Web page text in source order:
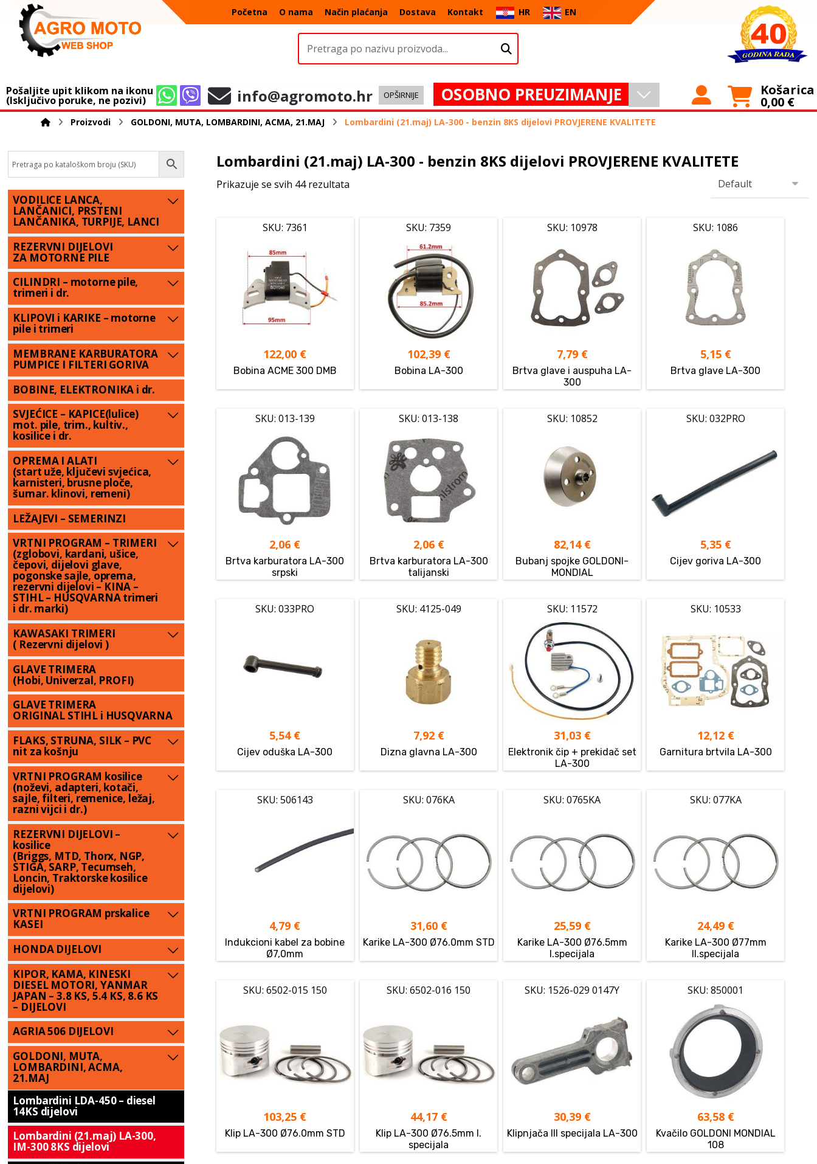
Početna O nama Način plaćanja Dostava Kontakt HR EN
Pošaljite upit klikom na ikonu
(Isključivo poruke, ne pozivi) info@agromoto.hr OPŠIRNIJE OSOBNO PREUZIMANJE Košarica
0,00 €
Proizvodi GOLDONI, MUTA, LOMBARDINI, ACMA, 21.MAJ Lombardini (21.maj) LA-300 - benzin 8KS dijelovi PROVJERENE KVALITETE
Lombardini (21.maj) LA-300 - benzin 8KS dijelovi PROVJERENE KVALITETE
Prikazuje se svih 44 rezultata
SKU: 7361
122,00 €
Bobina ACME 300 DMB
SKU: 7359
102,39 €
Bobina LA-300
SKU: 10978
7,79 €
Brtva glave i auspuha LA-
300
SKU: 1086
5,15 €
Brtva glave LA-300
SKU: 013-139
2,06 €
Brtva karburatora LA-300
srpski
SKU: 013-138
2,06 €
Brtva karburatora LA-300
talijanski
SKU: 10852
82,14 €
Bubanj spojke GOLDONI-
MONDIAL
SKU: 032PRO
5,35 €
Cijev goriva LA-300
SKU: 033PRO
5,54 €
Cijev oduška LA-300
SKU: 4125-049
7,92 €
Dizna glavna LA-300
SKU: 11572
31,03 €
Elektronik čip + prekidač set
LA-300
SKU: 10533
12,12 €
Garnitura brtvila LA-300
SKU: 506143
4,79 €
Indukcioni kabel za bobine
Ø7,0mm
SKU: 076KA
31,60 €
Karike LA-300 Ø76.0mm STD
SKU: 0765KA
25,59 €
Karike LA-300 Ø76.5mm
I.specijala
SKU: 077KA
24,49 €
Karike LA-300 Ø77mm
II.specijala
SKU: 6502-015 150
103,25 €
Klip LA-300 Ø76.0mm STD
SKU: 6502-016 150
44,17 €
Klip LA-300 Ø76.5mm I.
specijala
SKU: 1526-029 0147Y
30,39 €
Klipnjača III specijala LA-300
SKU: 850001
63,58 €
Kvačilo GOLDONI MONDIAL
108
VODILICE LANCA,
LANČANICI, PRSTENI
LANČANIKA, TURPIJE, LANCI
REZERVNI DIJELOVI
ZA MOTORNE PILE
CILINDRI – motorne pile,
trimeri i dr.
KLIPOVI i KARIKE – motorne
pile i trimeri
MEMBRANE KARBURATORA
PUMPICE I FILTERI GORIVA
BOBINE, ELEKTRONIKA i dr.
SVJEĆICE – KAPICE(lulice)
mot. pile, trim., kultiv.,
kosilice i dr.
OPREMA I ALATI
(start uže, ključevi svjećica,
karnisteri, brusne ploče,
šumar. klinovi, remeni)
LEŽAJEVI – SEMERINZI
VRTNI PROGRAM – TRIMERI
(zglobovi, kardani, ušice,
čepovi, dijelovi glave,
pogonske sajle, oprema,
rezervni dijelovi – KINA –
STIHL – HUSQVARNA trimeri
i dr. marki)
KAWASAKI TRIMERI
( Rezervni dijelovi )
GLAVE TRIMERA
(Hobi, Univerzal, PROFI)
GLAVE TRIMERA
ORIGINAL STIHL i HUSQVARNA
FLAKS, STRUNA, SILK – PVC
nit za košnju
VRTNI PROGRAM kosilice
(noževi, adapteri, kotači,
sajle, filteri, remenice, ležaj,
razni vijci i dr.)
REZERVNI DIJELOVI –
kosilice
(Briggs, MTD, Thorx, NGP,
STIGA, SARP, Tecumseh,
Loncin, Traktorske kosilice
dijelovi)
VRTNI PROGRAM prskalice
KASEI
HONDA DIJELOVI
KIPOR, KAMA, KINESKI
DIESEL MOTORI, YANMAR
JAPAN – 3.8 KS, 5.4 KS, 8.6 KS
– DIJELOVI
AGRIA 506 DIJELOVI
GOLDONI, MUTA,
LOMBARDINI, ACMA,
21.MAJ
Lombardini LDA-450 – diesel
14KS dijelovi
Lombardini (21.maj) LA-300,
IM-300 8KS dijelovi